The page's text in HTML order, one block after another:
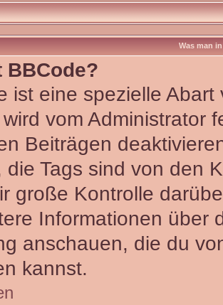
Was man
BBCode?
ist eine spezielle
vom Administrator
Beiträgen
die Tags sind von den
große Kontrolle
Informationen über
anschauen, die du
kannst.